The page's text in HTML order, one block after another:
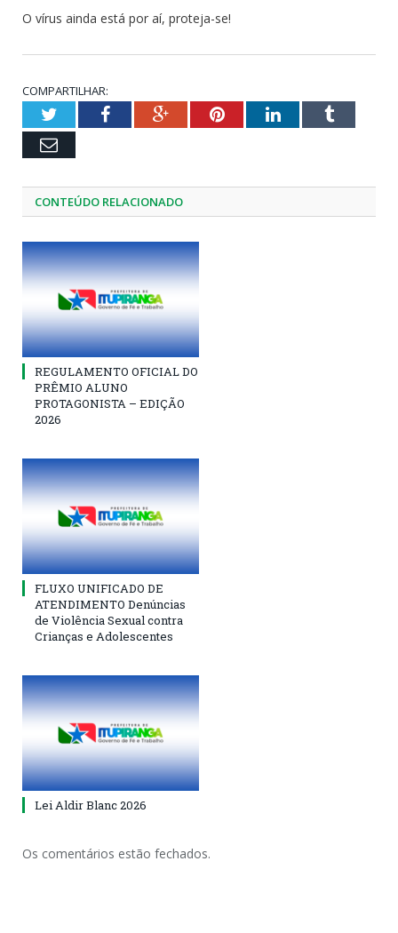
O vírus ainda está por aí, proteja-se!
COMPARTILHAR:
TwitterFacebookGoogle+PinterestLinkedInTumblr
Email
CONTEÚDO RELACIONADO
REGULAMENTO OFICIAL DO
PRÊMIO ALUNO
PROTAGONISTA – EDIÇÃO
2026
FLUXO UNIFICADO DE
ATENDIMENTO Denúncias
de Violência Sexual contra
Crianças e Adolescentes
Lei Aldir Blanc 2026
Os comentários estão fechados.